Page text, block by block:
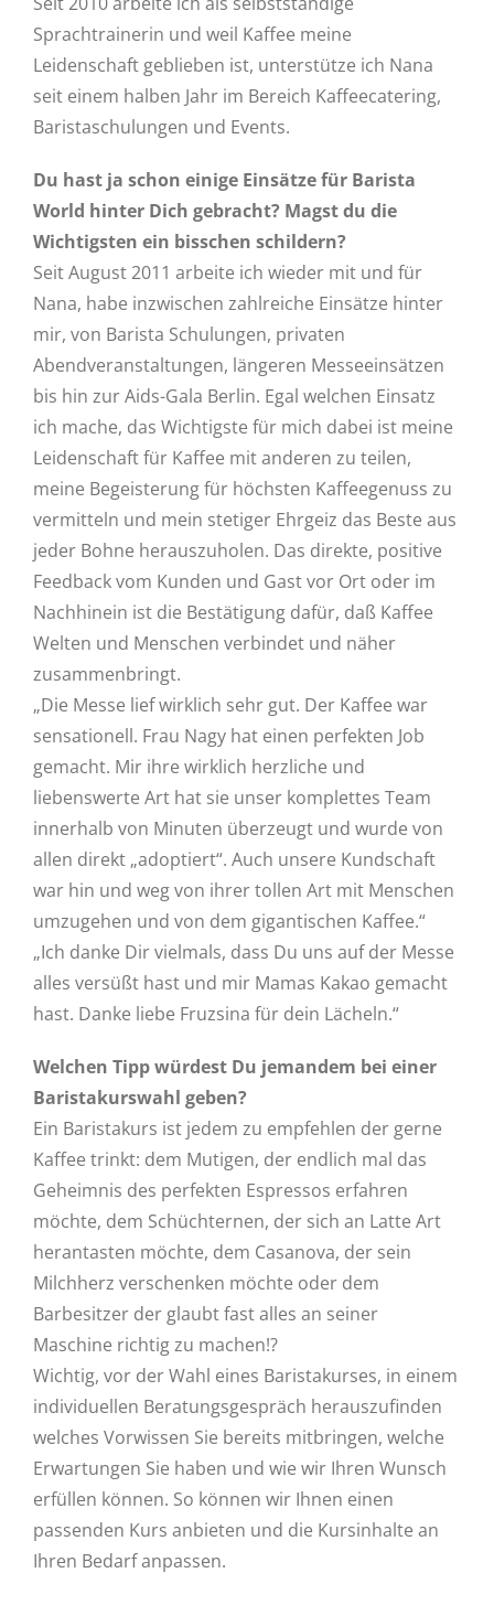
Sprachtrainerin und weil Kaffee meine
Leidenschaft geblieben ist, unterstütze ich Nana
seit einem halben Jahr im Bereich Kaffeecatering,
Baristaschulungen und Events.
Du hast ja schon einige Einsätze für Barista
World hinter Dich gebracht? Magst du die
Wichtigsten ein bisschen schildern?
Seit August 2011 arbeite ich wieder mit und für
Nana, habe inzwischen zahlreiche Einsätze hinter
mir, von Barista Schulungen, privaten
Abendveranstaltungen, längeren Messeeinsätzen
bis hin zur Aids-Gala Berlin. Egal welchen Einsatz
ich mache, das Wichtigste für mich dabei ist meine
Leidenschaft für Kaffee mit anderen zu teilen,
meine Begeisterung für höchsten Kaffeegenuss zu
vermitteln und mein stetiger Ehrgeiz das Beste aus
jeder Bohne herauszuholen. Das direkte, positive
Feedback vom Kunden und Gast vor Ort oder im
Nachhinein ist die Bestätigung dafür, daß Kaffee
Welten und Menschen verbindet und näher
zusammenbringt.
„Die Messe lief wirklich sehr gut. Der Kaffee war
sensationell. Frau Nagy hat einen perfekten Job
gemacht. Mir ihre wirklich herzliche und
liebenswerte Art hat sie unser komplettes Team
innerhalb von Minuten überzeugt und wurde von
allen direkt „adoptiert“. Auch unsere Kundschaft
war hin und weg von ihrer tollen Art mit Menschen
umzugehen und von dem gigantischen Kaffee.“
„Ich danke Dir vielmals, dass Du uns auf der Messe
alles versüßt hast und mir Mamas Kakao gemacht
hast. Danke liebe Fruzsina für dein Lächeln.“
Welchen Tipp würdest Du jemandem bei einer
Baristakurswahl geben?
Ein Baristakurs ist jedem zu empfehlen der gerne
Kaffee trinkt: dem Mutigen, der endlich mal das
Geheimnis des perfekten Espressos erfahren
möchte, dem Schüchternen, der sich an Latte Art
herantasten möchte, dem Casanova, der sein
Milchherz verschenken möchte oder dem
Barbesitzer der glaubt fast alles an seiner
Maschine richtig zu machen!?
Wichtig, vor der Wahl eines Baristakurses, in einem
individuellen Beratungsgespräch herauszufinden
welches Vorwissen Sie bereits mitbringen, welche
Erwartungen Sie haben und wie wir Ihren Wunsch
erfüllen können. So können wir Ihnen einen
passenden Kurs anbieten und die Kursinhalte an
Ihren Bedarf anpassen.